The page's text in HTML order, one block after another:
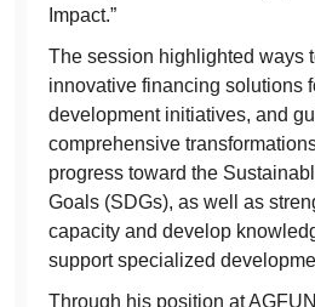
Impact.”
The session highlighted ways
innovative financing solutions
development initiatives, and
comprehensive
progress toward the
Goals (SDGs), as well as
capacity and develop
support specialized
Through his position at